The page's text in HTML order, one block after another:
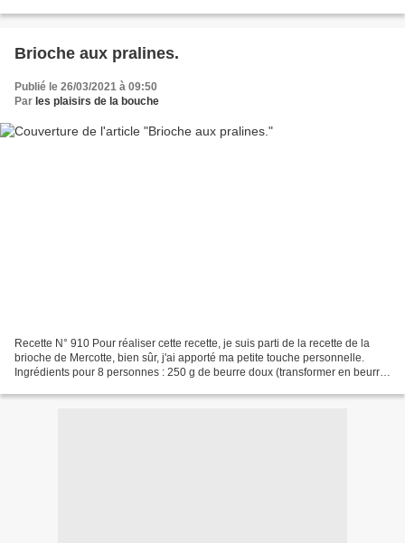
Brioche aux pralines.
Publié le 26/03/2021 à 09:50
Par les plaisirs de la bouche
Recette N° 910 Pour réaliser cette recette, je suis parti de la recette de la
brioche de Mercotte, bien sûr, j'ai apporté ma petite touche personnelle.
Ingrédients pour 8 personnes : 250 g de beurre doux (transformer en beurre